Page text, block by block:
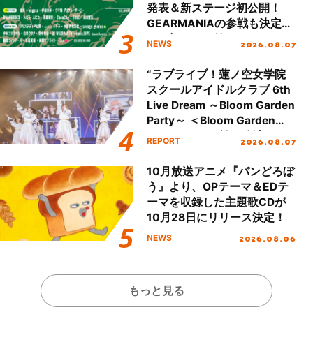
発表＆新ステージ初公開！
GEARMANIAの参戦も決定
し、初となる第3ステージの
NEWS 2026.08.07
“ラブライブ！蓮ノ空女学院
スクールアイドルクラブ 6th
Live Dream ～Bloom Garden
Party～ ＜Bloom Garden
Party Stage／埼玉公演＞”
REPORT 2026.08.07
10月放送アニメ『パンどろぼ
う』より、OPテーマ＆EDテ
ーマを収録した主題歌CDが
10月28日にリリース決定！
NEWS 2026.08.06
もっと見る